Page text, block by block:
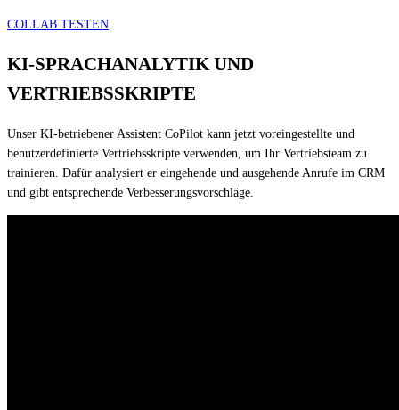
COLLAB TESTEN
KI-SPRACHANALYTIK UND
VERTRIEBSSKRIPTE
Unser KI-betriebener Assistent CoPilot kann jetzt voreingestellte und
benutzerdefinierte Vertriebsskripte verwenden, um Ihr Vertriebsteam zu
trainieren. Dafür analysiert er eingehende und ausgehende Anrufe im CRM
und gibt entsprechende Verbesserungsvorschläge.